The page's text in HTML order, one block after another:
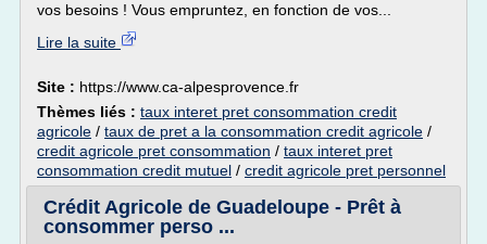
vos besoins ! Vous empruntez, en fonction de vos...
Lire la suite
Site : https://www.ca-alpesprovence.fr
Thèmes liés : taux interet pret consommation credit
agricole / taux de pret a la consommation credit agricole /
credit agricole pret consommation / taux interet pret
consommation credit mutuel / credit agricole pret personnel
Crédit Agricole de Guadeloupe - Prêt à
consommer perso ...